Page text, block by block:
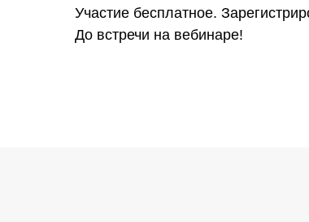
Участие бесплатное.
До встречи на вебинаре!